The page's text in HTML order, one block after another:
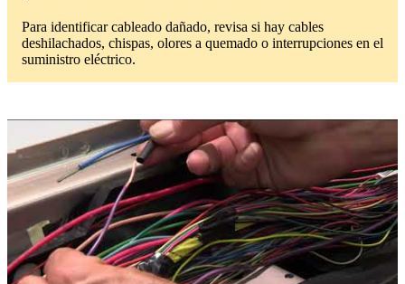
Para identificar cableado dañado, revisa si hay cables
deshilachados, chispas, olores a quemado o interrupciones en el
suministro eléctrico.